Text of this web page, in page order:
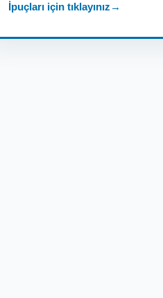
İpuçları için tıklayınız →